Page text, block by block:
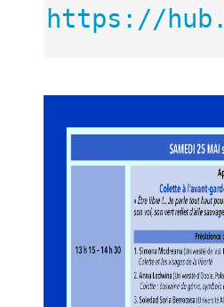
https://